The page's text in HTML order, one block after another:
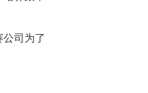
司为了